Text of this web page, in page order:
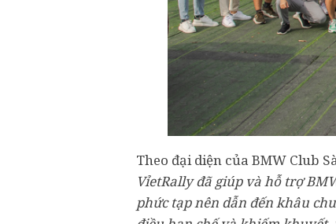
Theo đại diện của BMW Club
VỉetRally đã giúp và hỗ trợ
phức tạp nên dẫn đến khâu